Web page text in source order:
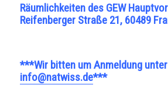
Räumlichkeiten des GEW
Reifenberger Straße 21, 60489
***Wir bitten um Anmeldung unter
info@natwiss.de***